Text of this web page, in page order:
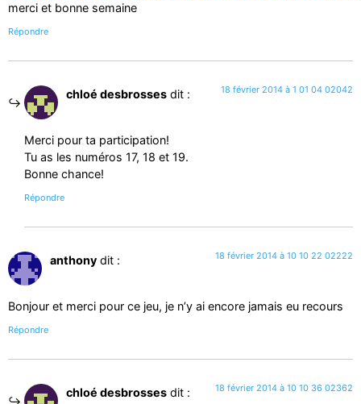
merci et bonne semaine
Répondre
chloé desbrosses dit : 18 février 2014 à 1 01 04 02042
Merci pour ta participation!
Tu as les numéros 17, 18 et 19.
Bonne chance!
Répondre
anthony dit : 18 février 2014 à 10 10 22 02222
Bonjour et merci pour ce jeu, je n’y ai encore jamais eu recours
Répondre
chloé desbrosses dit : 18 février 2014 à 10 10 36 02362